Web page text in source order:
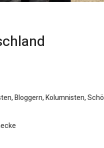
Bloggern, Kolumnisten,